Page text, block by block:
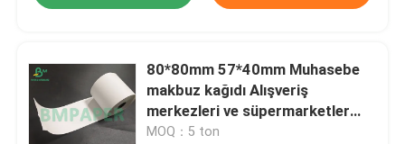
80*80mm 57*40mm Muhasebe
makbuz kağıdı Alışveriş
merkezleri ve süpermarketler
için termal kağıt
MOQ：5 ton